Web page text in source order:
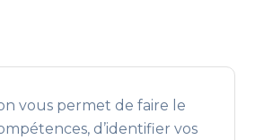
vous permet de faire le
d’identifier vos